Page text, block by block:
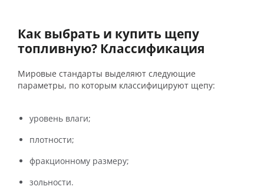
Как выбрать и купить щепу
топливную? Классификация
Мировые стандарты выделяют следующие
параметры, по которым классифицируют щепу:
уровень влаги;
плотности;
фракционному размеру;
зольности.